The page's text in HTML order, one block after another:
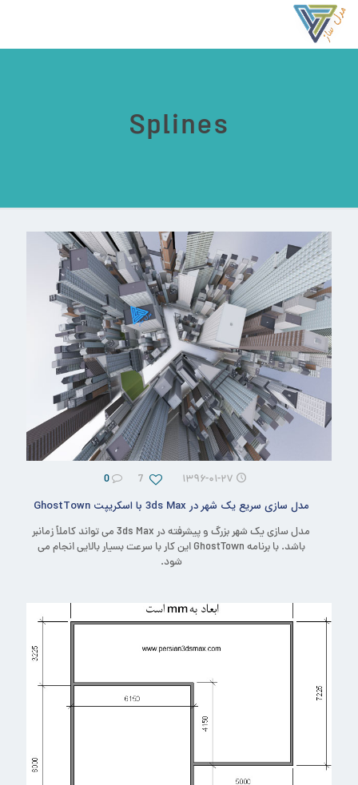
Splines
۱۳۹۶-۰۱-۲۷ 7
0
مدل سازی سریع یک شهر در 3ds Max با اسکریپت GhostTown
مدل سازی یک شهر بزرگ و پیشرفته در 3ds Max می تواند کاملاً زمانبر
باشد. با برنامه GhostTown این کار با سرعت بسیار بالایی انجام می
شود.